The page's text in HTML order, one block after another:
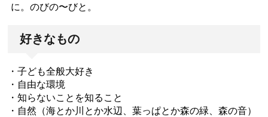
に。のびの〜びと。
好きなもの
・子ども全般大好き
・自由な環境
・知らないことを知ること
・自然（海とか川とか水辺、葉っぱとか森の緑、森の音）